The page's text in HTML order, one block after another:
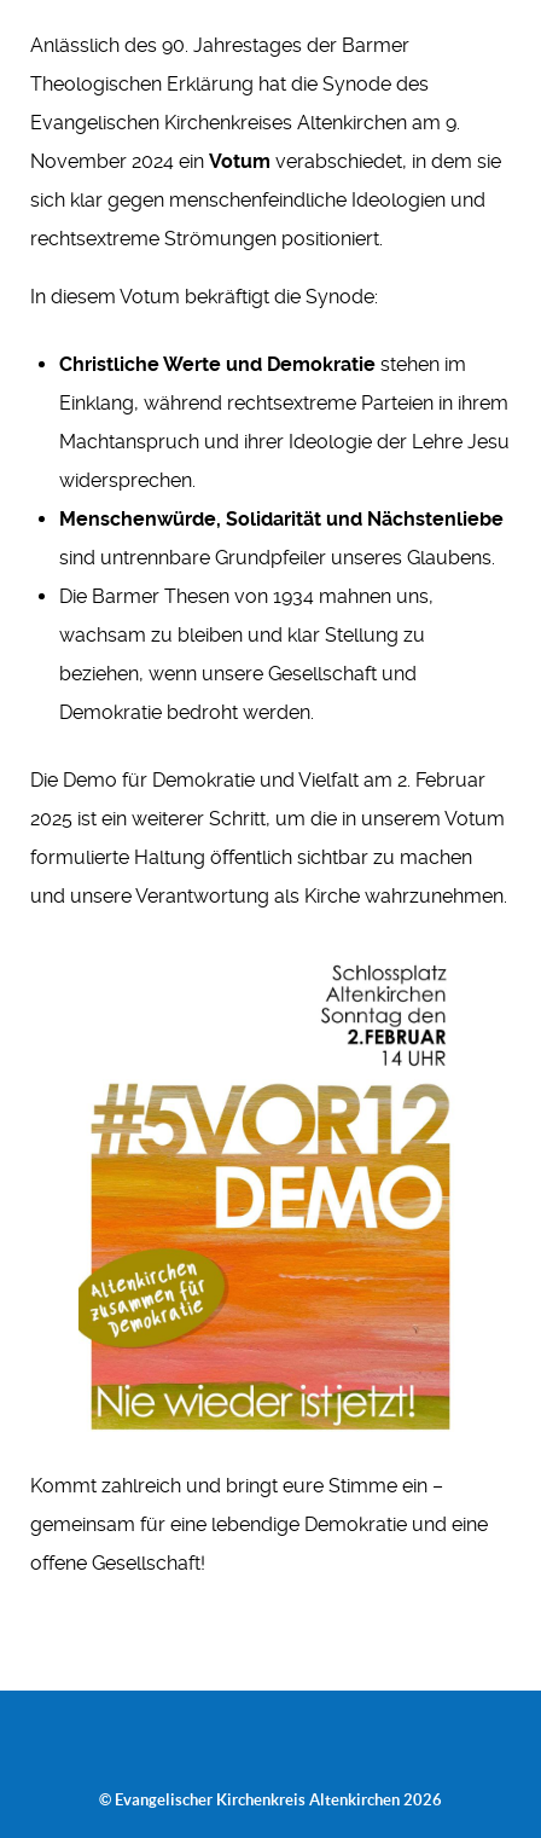
Anlässlich des 90. Jahrestages der Barmer
Theologischen Erklärung hat die Synode des
Evangelischen Kirchenkreises Altenkirchen am 9.
November 2024 ein Votum verabschiedet, in dem sie
sich klar gegen menschenfeindliche Ideologien und
rechtsextreme Strömungen positioniert.
In diesem Votum bekräftigt die Synode:
Christliche Werte und Demokratie stehen im
Einklang, während rechtsextreme Parteien in ihrem
Machtanspruch und ihrer Ideologie der Lehre Jesu
widersprechen.
Menschenwürde, Solidarität und Nächstenliebe
sind untrennbare Grundpfeiler unseres Glaubens.
Die Barmer Thesen von 1934 mahnen uns,
wachsam zu bleiben und klar Stellung zu
beziehen, wenn unsere Gesellschaft und
Demokratie bedroht werden.
Die Demo für Demokratie und Vielfalt am 2. Februar
2025 ist ein weiterer Schritt, um die in unserem Votum
formulierte Haltung öffentlich sichtbar zu machen
und unsere Verantwortung als Kirche wahrzunehmen.
Kommt zahlreich und bringt eure Stimme ein –
gemeinsam für eine lebendige Demokratie und eine
offene Gesellschaft!
© Evangelischer Kirchenkreis Altenkirchen 2026